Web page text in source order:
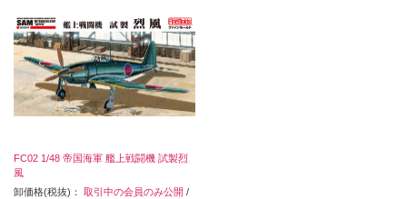
FC02 1/48 帝国海軍 艦上戦闘機 試製烈
風
卸価格(税抜)： 取引中の会員のみ公開 /